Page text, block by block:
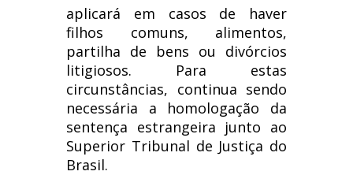
aplicará em casos de haver
filhos comuns, alimentos,
partilha de bens ou divórcios
litigiosos. Para estas
circunstâncias, continua sendo
necessária a homologação da
sentença estrangeira junto ao
Superior Tribunal de Justiça do
Brasil.